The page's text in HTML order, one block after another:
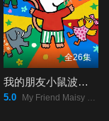
全26集
我的朋友小鼠波波英语
5.0 My Friend Maisy Season 1/